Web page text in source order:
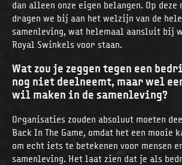
dan alleen onze eigen belangen. Op deze
dragen we bij aan het welzijn van de hele
samenleving, wat helemaal aansluit bij
Royal Swinkels voor staan.
Wat zou je zeggen tegen een
nog niet deelneemt, maar wel
wil maken in de samenleving?
Organisaties zouden absoluut moeten
Back In The Game, omdat het een mooie
om echt iets te betekenen voor mensen
samenleving. Het laat zien dat je als